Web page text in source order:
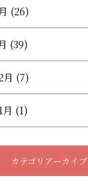
(26)
(39)
月 (7)
月 (1)
カテゴリアーカイブ